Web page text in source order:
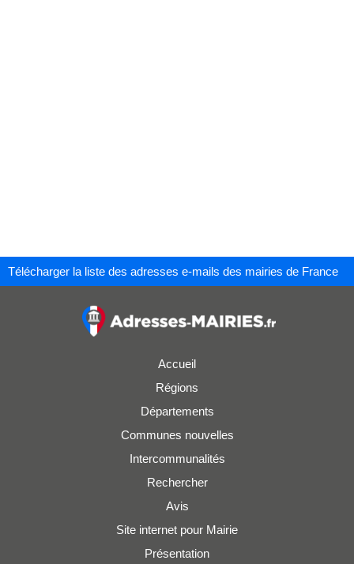
Télécharger la liste des adresses e-mails des mairies de France
Accueil
Régions
Départements
Communes nouvelles
Intercommunalités
Rechercher
Avis
Site internet pour Mairie
Présentation